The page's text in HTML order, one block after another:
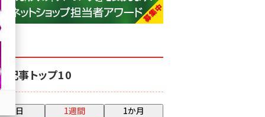
base (1079)
記事トップ10
昨日 1週間 1か月